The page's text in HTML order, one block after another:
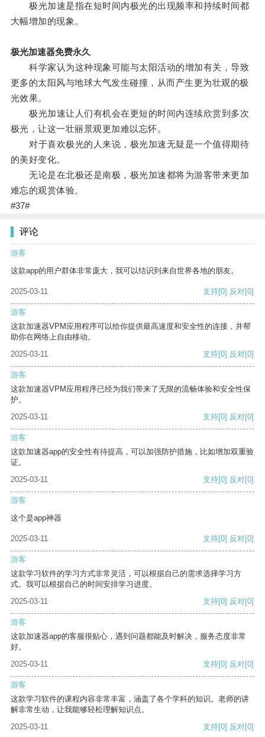
极光加速是指在短时间内极光的出现频率和持续时间都
大幅增加的现象。
极光加速器免费永久
科学家认为这种现象可能与太阳活动的增加有关，导致
更多的太阳风与地球大气发生碰撞，从而产生更为壮观的极
光效果。
极光加速让人们有机会在更短的时间内连续欣赏到多次
极光，让这一壮丽景观更加难以忘怀。
对于喜欢极光的人来说，极光加速无疑是一个值得期待
的美好变化。
无论是在北极还是南极，极光加速都将为游客带来更加
难忘的观赏体验。
#37#
评论
游客
这款app的用户群体非常庞大，我可以结识到来自世界各地的朋友。
2025-03-11 支持[0] 反对[0]
游客
这款加速器VPM应用程序可以给你提供最高速度和安全性的连接，并帮
助你在网络上自由移动。
2025-03-11
支持[0] 反对[0]
游客
这款加速器VPM应用程序已经为我们带来了无限的流畅体验和安全性保
护。
2025-03-11
支持[0] 反对[0]
游客
这款加速器app的安全性有待提高，可以加强防护措施，比如增加双重验
证。
2025-03-11
支持[0] 反对[0]
游客
这个是app神器
2025-03-11 支持[0] 反对[0]
游客
这款学习软件的学习方式非常灵活，可以根据自己的需求选择学习方
式。我可以根据自己的时间安排学习进度。
2025-03-11
支持[0] 反对[0]
游客
这款加速器app的客服很贴心，遇到问题都能及时解决，服务态度非常
好。
2025-03-11
支持[0] 反对[0]
游客
这款学习软件的课程内容非常丰富，涵盖了各个学科的知识。老师的讲
解非常生动，让我能够轻松理解知识点。
2025-03-11
支持[0] 反对[0]